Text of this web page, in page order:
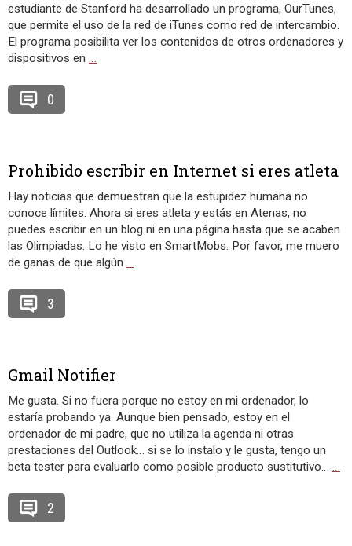
estudiante de Stanford ha desarrollado un programa, OurTunes,
que permite el uso de la red de iTunes como red de intercambio.
El programa posibilita ver los contenidos de otros ordenadores y
dispositivos en …
0
Prohibido escribir en Internet si eres atleta
Hay noticias que demuestran que la estupidez humana no
conoce límites. Ahora si eres atleta y estás en Atenas, no
puedes escribir en un blog ni en una página hasta que se acaben
las Olimpiadas. Lo he visto en SmartMobs. Por favor, me muero
de ganas de que algún …
3
Gmail Notifier
Me gusta. Si no fuera porque no estoy en mi ordenador, lo
estaría probando ya. Aunque bien pensado, estoy en el
ordenador de mi padre, que no utiliza la agenda ni otras
prestaciones del Outlook… si se lo instalo y le gusta, tengo un
beta tester para evaluarlo como posible producto sustitutivo… …
2